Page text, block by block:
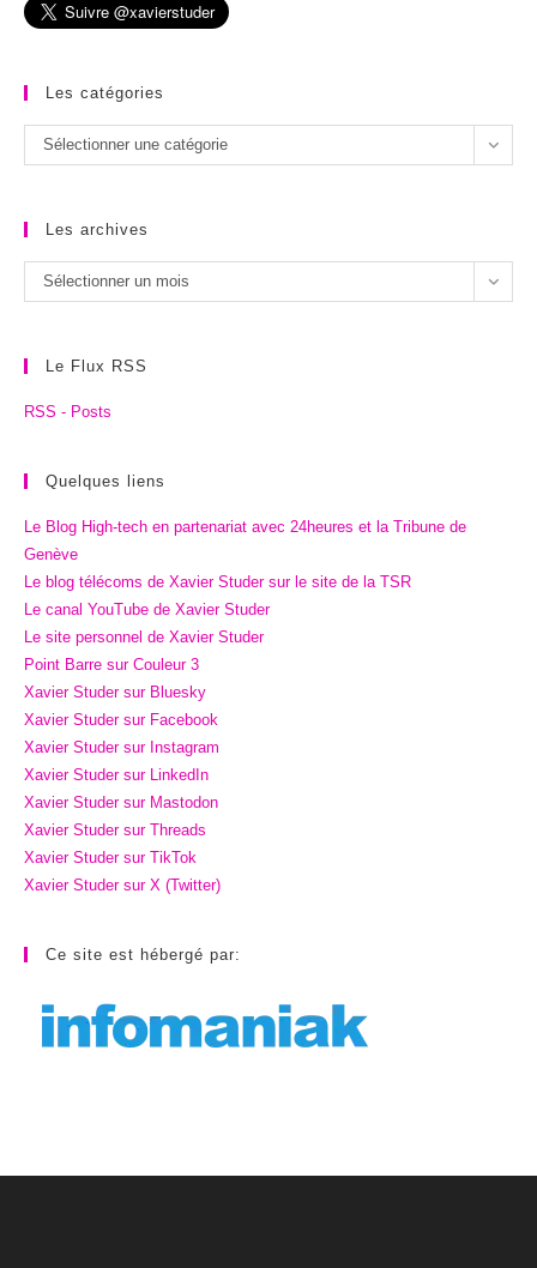
Les catégories
Les
catégories
Sélectionner une catégorie
Les archives
Les
archives
Sélectionner un mois
Le Flux RSS
RSS - Posts
Quelques liens
Le Blog High-tech en partenariat avec 24heures et la Tribune de
Genève
Le blog télécoms de Xavier Studer sur le site de la TSR
Le canal YouTube de Xavier Studer
Le site personnel de Xavier Studer
Point Barre sur Couleur 3
Xavier Studer sur Bluesky
Xavier Studer sur Facebook
Xavier Studer sur Instagram
Xavier Studer sur LinkedIn
Xavier Studer sur Mastodon
Xavier Studer sur Threads
Xavier Studer sur TikTok
Xavier Studer sur X (Twitter)
Ce site est hébergé par: